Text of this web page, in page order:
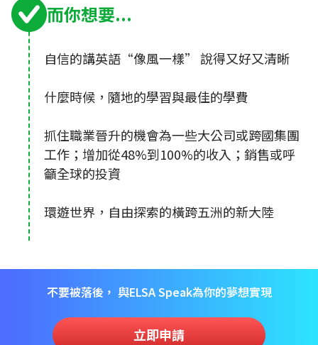
而你想要...
自信的講英語“像風一樣” 說得又好又清晰
什麼時候，隨地的學習與最佳的學費
抓住職業晉升的機會為一些大公司或跨國集團
工作；增加從48%到100%的收入；銷售或呼
籲全球的投資
環遊世界，自由探索的橫跨五洲的新大陸
不要被落後， 與ELSA Speak為你的夢想實現
立即申請